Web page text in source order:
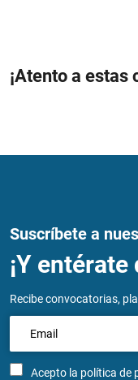
¡Atento a estas
Suscríbete a
¡Y
Recibe convocatorias,
Acepto la política de